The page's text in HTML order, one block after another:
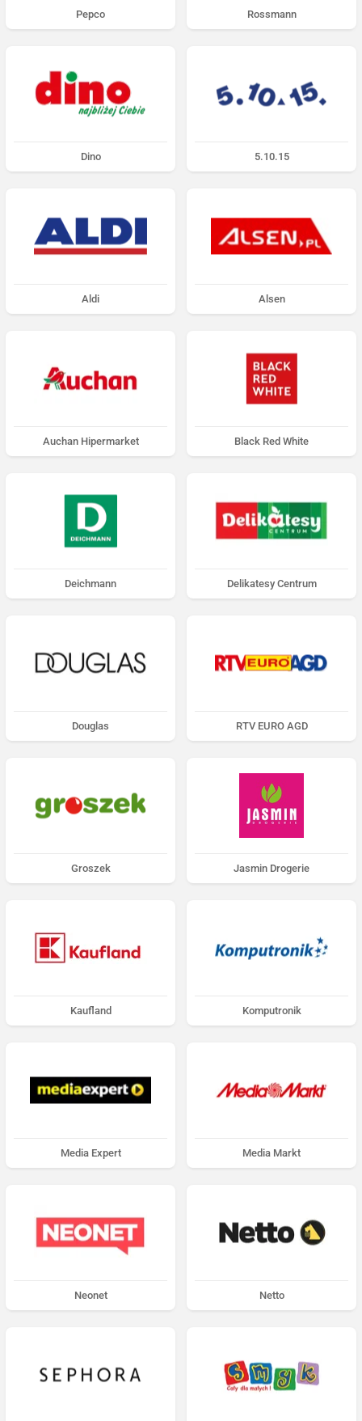
Pepco Rossmann
Dino 5.10.15
Aldi Alsen
Auchan Hipermarket Black Red White
Deichmann Delikatesy Centrum
Douglas RTV EURO AGD
Groszek Jasmin Drogerie
Kaufland Komputronik
Media Expert Media Markt
Neonet Netto